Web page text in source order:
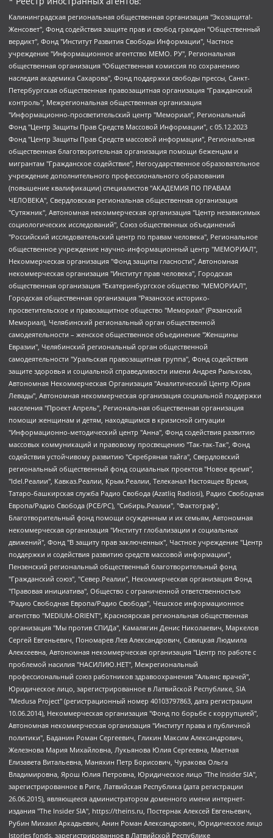
Калининградская региональная общественная организация "Экозащита!-Женсовет", Фонд содействия защите прав и свобод граждан "Общественный вердикт", Фонд "Институт Развития Свободы Информации", Частное учреждение "Информационное агентство МЕМО. РУ", Региональная общественная организация "Общественная комиссия по сохранению наследия академика Сахарова", Фонд поддержки свободы прессы, Санкт-Петербургская общественная правозащитная организация "Гражданский контроль", Межрегиональная общественная организация "Информационно-просветительский центр "Мемориал", Региональный Фонд "Центр Защиты Прав Средств Массовой Информации", с 05.12.2023 Фонд "Центр Защиты Прав Средств массовой информации", Региональная общественная благотворительная организация помощи беженцам и мигрантам "Гражданское содействие", Негосударственное образовательное учреждение дополнительного профессионального образования (повышение квалификации) специалистов "АКАДЕМИЯ ПО ПРАВАМ ЧЕЛОВЕКА", Свердловская региональная общественная организация "Сутяжник", Автономная некоммерческая организация "Центр независимых социологических исследований", Союз общественных объединений "Российский исследовательский центр по правам человека", Региональное общественное учреждение научно-информационный центр "МЕМОРИАЛ", Некоммерческая организация "Фонд защиты гласности", Автономная некоммерческая организация "Институт прав человека", Городская общественная организация "Екатеринбургское общество "МЕМОРИАЛ", Городская общественная организация "Рязанское историко-просветительское и правозащитное общество "Мемориал" (Рязанский Мемориал), Челябинский региональный орган общественной самодеятельности – женское общественное объединение "Женщины Евразии", Челябинский региональный орган общественной самодеятельности "Уральская правозащитная группа", Фонд содействия защите здоровья и социальной справедливости имени Андрея Рылькова, Автономная Некоммерческая Организация "Аналитический Центр Юрия Левады", Автономная некоммерческая организация социальной поддержки населения "Проект Апрель", Региональная общественная организация помощи женщинам и детям, находящимся в кризисной ситуации "Информационно-методический центр "Анна", Фонд содействия развитию массовых коммуникаций и правовому просвещению "Так-так-Так", Фонд содействия устойчивому развитию "Серебряная тайга", Свердловский региональный общественный фонд социальных проектов "Новое время", "Idel.Реалии", Кавказ.Реалии, Крым.Реалии, Телеканал Настоящее Время, Татаро-башкирская служба Радио Свобода (Azatliq Radiosi), Радио Свободная Европа/Радио Свобода (PCE/PC), "Сибирь.Реалии", "Фактограф", Благотворительный фонд помощи осужденным и их семьям, Автономная некоммерческая организация "Институт глобализации и социальных движений", Фонд "В защиту прав заключенных", Частное учреждение "Центр поддержки и содействия развитию средств массовой информации", Пензенский региональный общественный благотворительный фонд "Гражданский союз", "Север.Реалии", Некоммерческая организация Фонд "Правовая инициатива", Общество с ограниченной ответственностью "Радио Свободная Европа/Радио Свобода", Чешское информационное агентство "MEDIUM-ORIENT", Красноярская региональная общественная организация "Мы против СПИДа", Камалягин Денис Николаевич, Маркелов Сергей Евгеньевич, Пономарев Лев Александрович, Савицкая Людмила Алексеевна, Автономная некоммерческая организация "Центр по работе с проблемой насилия "НАСИЛИЮ.НЕТ", Межрегиональный профессиональный союз работников здравоохранения "Альянс врачей", Юридическое лицо, зарегистрированное в Латвийской Республике, SIA "Medusa Project" (регистрационный номер 40103797863, дата регистрации 10.06.2014), Некоммерческая организация "Фонд по борьбе с коррупцией", Автономная некоммерческая организация "Институт права и публичной политики", Баданин Роман Сергеевич, Гликин Максим Александрович, Железнова Мария Михайловна, Лукьянова Юлия Сергеевна, Маетная Елизавета Витальевна, Маняхин Петр Борисович, Чуракова Ольга Владимировна, Ярош Юлия Петровна, Юридическое лицо "The Insider SIA", зарегистрированное в Риге, Латвийская Республика (дата регистрации 26.06.2015), являющееся администратором доменного имени интернет-издания "The Insider SIA", https://theins.ru, Постернак Алексей Евгеньевич, Рубин Михаил Аркадьевич, Анин Роман Александрович, Юридическое лицо Istories fonds, зарегистрированное в Латвийской Республике (регистрационный номер 50008295751, дата регистрации 24.02.2020), Великовский Дмитрий Александрович, Долинина Ирина Николаевна, Мароховская Алеся Алексеевна, Шлейнов Роман Юрьевич, Шмагун Олеся Валентиновна, Общество с ограниченной ответственностью "Альтаир 2021", Общество с ограниченной ответственностью "Вега 2021", Общество с ограниченной ответственностью "Главный редактор 2021", Общество с ограниченной ответственностью "Ромашки монолит", Важенков Артем Валерьевич, Ивановская областная общественная организация "Центр гендерных исследований", Гурман Юрий Альбертович, Медиапроект "ОВД-Инфо", Егоров Владимир Владимирович, Жилинский Владимир Александрович, Общество с ограниченной ответственностью "ЗП", Иванова София Юрьевна, Карезина Инна Павловна, Кильтау Екатерина Викторовна, Петров Алексей Викторович, Пискунов Сергей Евгеньевич, Смирнов Сергей Сергеевич, Тихонов Михаил Сергеевич, Общество с ограниченной ответственностью "ЖУРНАЛИСТ-ИНОСТРАННЫЙ АГЕНТ", Арапова Галина Юрьевна, Вольтская Татьяна Анатольевна, Американская компания "Mason G.E.S. Anonymous Foundation" (США), являющаяся владельцем интернет-издания https://mnews.world/, Компания "Stichting Bellingcat", зарегистрированная в Нидерландах (дата регистрации 11.07.2018), Захаров Андрей Вячеславович, Клепиковская Екатерина Дмитриевна, Общество с ограниченной ответственностью "МЕМО", Перл Роман Александрович, Симонов Евгений Алексеевич, Соловьева Елена Анатольевна, Сотников Даниил Владимирович, Сурначева Елизавета Дмитриевна, Автономная некоммерческая организация по защите прав человека и информированию населения "Якутия – Наше Мнение", Общество с ограниченной ответственностью "Москоу диджитал медиа", с 26.01.2023 Общество с ограниченной ответственностью "Чайка Белые сады", Ветошкина Валерия Валерьевна, Заговора Максим Александрович, Межрегиональное общественное движение "Российская ЛГБТ - сеть", Оленичев Максим Владимирович, Павлов Иван Юрьевич, Скворцова Елена Сергеевна, Общество с ограниченной ответственностью "Как бы инагент", Кочетков Игорь Викторович, Общество с ограниченной ответственностью "Честные выборы", Еланчик Олег Александрович, Общество с ограниченной ответственностью "Нобелевский призыв", Гималова Регина Эмилевна, Григорьев Андрей Валерьевич, Григорьева Алина Александровна, Ассоциация по содействию защите прав призывников, альтернативнослужащих и военнослужащих "Правозащитная группа "Гражданин.Армия.Право", Хисамова Регина Фаритовна, Автономная некоммерческая организация по реализации социально-правовых программ "Лилит", Дальневосточное общественное движение "Маяк", Санкт-Петербургская ЛГБТ-инициативная группа "Выход", Инициативная группа ЛГБТ+ "Реверс", Алексеев Андрей Викторович, Бекбулатова Таисия Львовна, Беляев Иван Михайлович, Владыкина Елена Сергеевна, Гельман Марат Александрович, Никульшина Вероника Юрьевна, Толоконникова Надежда Андреевна, Шендерович Виктор Анатольевич, Общество с ограниченной ответственностью "Данное сообщение", Общество с ограниченной ответственностью Издательский дом "Новая глава", Айнбиндер Александра Александровна, Московский комьюнити-центр для ЛГБТ+инициатив, Благотворительный фонд развития филантропии, Deutsche Welle (Германия, Kurt-Schumacher-Strasse 3, 53113 Bonn), Борзунова Мария Михайловна, Воробьев Виктор Викторович, Голубева Анна Львовна, Константинова Алла Михайловна, Малкова Ирина Владимировна, Мурадов Мурад Абдулгалимович, Осетинская Елизавета Николаевна, Понасенков Евгений Николаевич, Ганапольский Матвей Юрьевич, Киселев Евгений Алексеевич, Борухович Ирина Григорьевна, Дремин Иван Тимофеевич, Дубровский Дмитрий Викторович, Красноярская региональная общественная организация поддержки и развития альтернативных образовательных технологий и межкультурных коммуникаций "ИНТЕРРА", Маяковская Екатерина Алексеевна, Фейгин Марк Захарович, Филимонов Андрей Викторович, Дзугкоева Регина Николаевна, Доброхотов Роман Александрович, Дудь Юрий Александрович, Елкин Сергей Владимирович, Кругликов Кирилл Игоревич, Сабунаева Мария Леонидовна, Семенов Алексей Владимирович, Шаинян Карен Багратович, Шульман Екатерина Михайловна, Асафьев Артур Валерьевич, Вахштайн Виктор Семенович, Венедиктов Алексей Алексеевич, Лушникова Екатерина Евгеньевна, Волков Леонид Михайлович, Невзоров Александр Глебович, Пархоменко Сергей Борисович, Сироткин Ярослав Николаевич, Кара-Мурза Владимир Владимирович, Баранова Наталья Владимировна, Гозман Леонид Яковлевич, Кагарлицкий Борис Юльевич, Климарев Михаил Валерьевич, Милов Владимир Станиславович, Автономная некоммерческая организация Краснодарский центр современного искусства "Типография", Моргенштерн Алишер Тагирович, Соболь Любовь Эдуардовна, Общество с ограниченной ответственностью "ЛИЗА НОРМ", Каспаров Гарри Кимович, Ходорковский Михаил Борисович, Общество с ограниченной ответственностью "Апрельские тезисы", Данилович Ирина Брониславовна, Кашин Олег Владимирович, Петров Николай Владимирович, Пивоваров Алексей Владимирович, Соколов Михаил Владимирович, Цветкова Юлия Владимировна, Чичваркин Евгений Александрович, Комитет против пыток/Команда против пыток, Общество с ограниченной ответственностью "Первый научный", Общество с ограниченной ответственностью "Вертолет и ко", Белоцерковская Вероника Борисовна, Кац Максим Евгеньевич, Лазарева Татьяна Юрьевна, Шаведдинов Руслан Табризович, Яшин Илья Валерьевич, Общество с ограниченной ответственностью "Иноагент ААВ", Алешковский Дмитрий Петрович, Альбац Евгения Марковна, Быков Дмитрий Львович, Галямина Юлия Евгеньевна, Лойко Сергей Леонидович, Мартынов Кирилл Константинович, Медведев Сергей Александрович, Крашенинников Федор Геннадиевич, Гордеева Катерина Вл